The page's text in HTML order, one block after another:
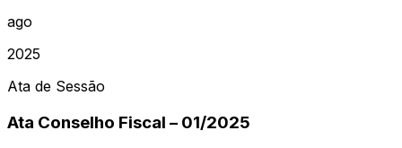
ago
2025
Ata de Sessão
Ata Conselho Fiscal – 01/2025